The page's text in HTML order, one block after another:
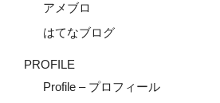
アメブロ
はてなブログ
PROFILE
Profile – プロフィール